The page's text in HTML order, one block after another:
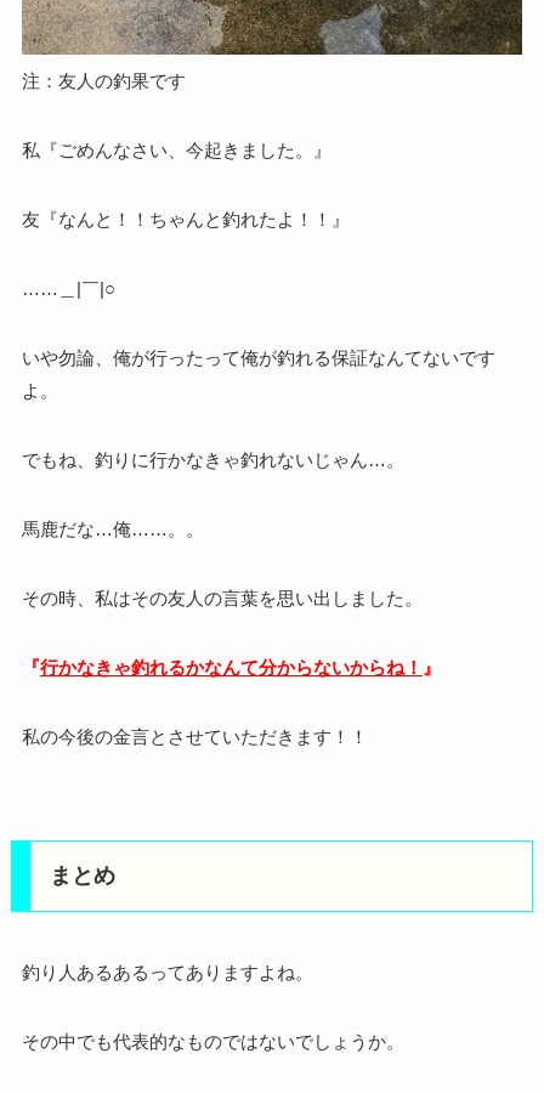
注：友人の釣果です
私『ごめんなさい、今起きました。』
友『なんと！！ちゃんと釣れたよ！！』
……＿|￣|○
いや勿論、俺が行ったって俺が釣れる保証なんてないです
よ。
でもね、釣りに行かなきゃ釣れないじゃん…。
馬鹿だな…俺……。。
その時、私はその友人の言葉を思い出しました。
『行かなきゃ釣れるかなんて分からないからね！ 』
私の今後の金言とさせていただきます！！
まとめ
釣り人あるあるってありますよね。
その中でも代表的なものではないでしょうか。